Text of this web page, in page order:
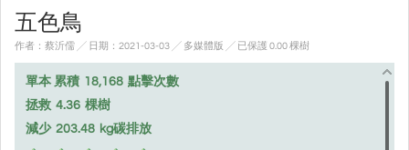
五色鳥
作者：蔡沂儒 ╱ 日期：2021-03-03 ╱ 多媒體版 ╱ 已保護 0.00 棵樹
單本 累積 18,168 點擊次數
拯救 4.36 棵樹
減少 203.48 kg碳排放